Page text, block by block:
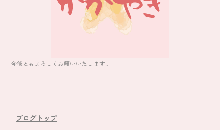
今後ともよろしくお願いいたします。
ブログトップ